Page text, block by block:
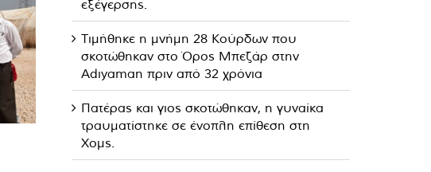
εξέγερσης.
Τιμήθηκε η μνήμη 28 Κούρδων που
σκοτώθηκαν στο Όρος Μπεζάρ στην
Adıyaman πριν από 32 χρόνια
Πατέρας και γιος σκοτώθηκαν, η γυναίκα
τραυματίστηκε σε ένοπλη επίθεση στη
Χομς.